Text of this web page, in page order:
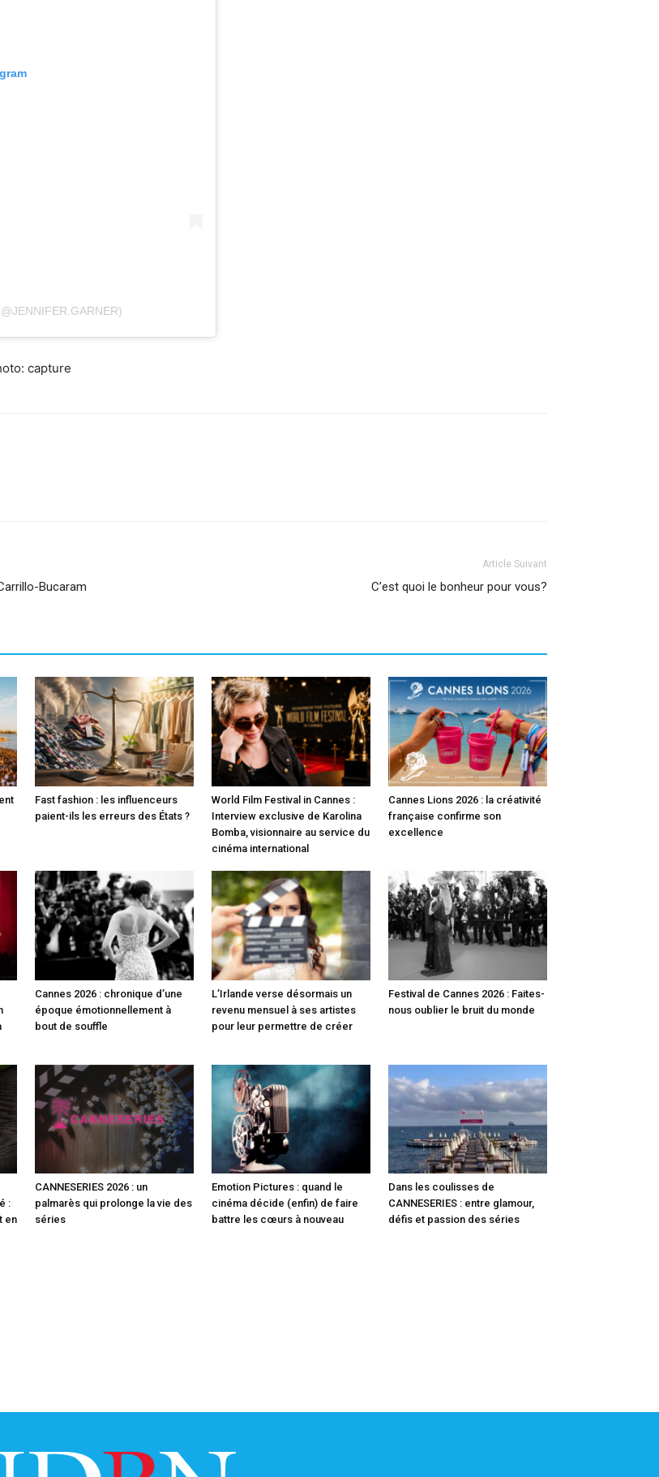
capture
Bucaram
Article Suivant
C’est quoi le bonheur pour vous?
Fast fashion : les influenceurs
paient-ils les erreurs des États ?
World Film Festival in Cannes :
Interview exclusive de Karolina
Bomba, visionnaire au service du
cinéma international
Cannes Lions 2026 : la créativité
française confirme son
excellence
Cannes 2026 : chronique d’une
époque émotionnellement à
bout de souffle
L’Irlande verse désormais un
revenu mensuel à ses artistes
pour leur permettre de créer
Festival de Cannes 2026 : Faites-
nous oublier le bruit du monde
:
en
CANNESERIES 2026 : un
palmarès qui prolonge la vie des
séries
Emotion Pictures : quand le
cinéma décide (enfin) de faire
battre les cœurs à nouveau
Dans les coulisses de
CANNESERIES : entre glamour,
défis et passion des séries